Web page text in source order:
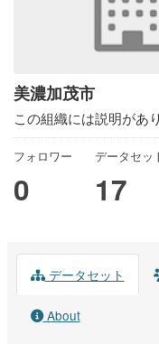
美濃加茂市
この組織には説明があ
フォロワー
0
データセッ
17
データセット
About